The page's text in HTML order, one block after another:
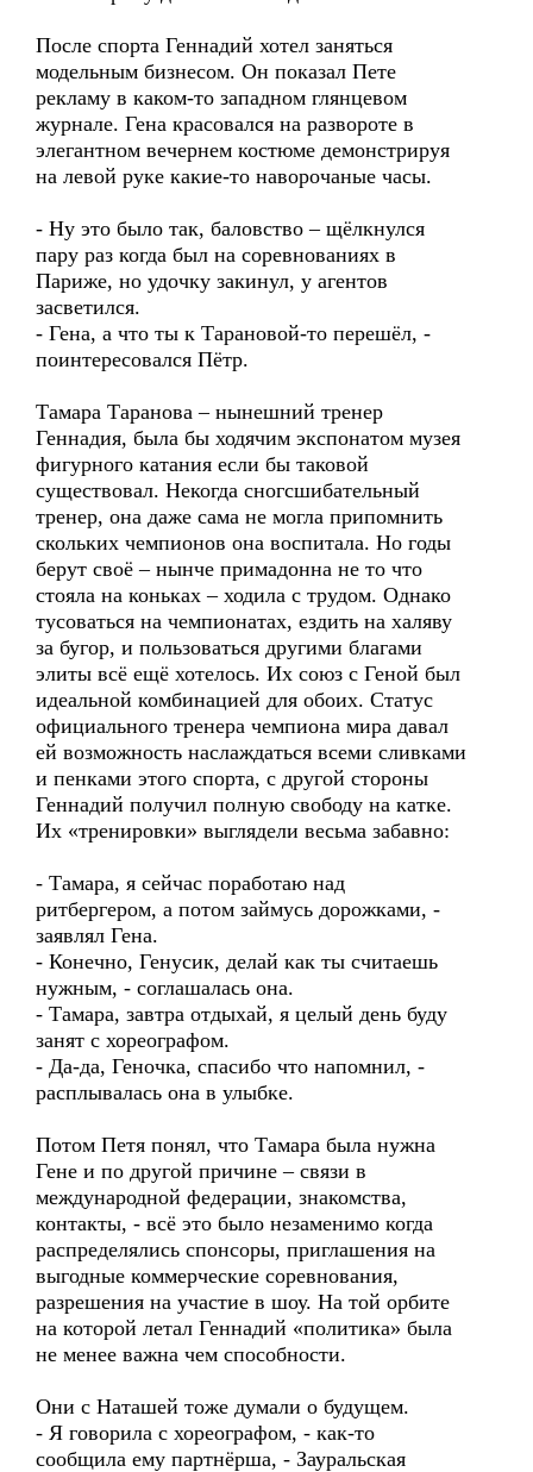
После спорта Геннадий хотел заняться
модельным бизнесом. Он показал Пете
рекламу в каком-то западном глянцевом
журнале. Гена красовался на развороте в
элегантном вечернем костюме демонстрируя
на левой руке какие-то наворочаные часы.
- Ну это было так, баловство – щёлкнулся
пару раз когда был на соревнованиях в
Париже, но удочку закинул, у агентов
засветился.
- Гена, а что ты к Тарановой-то перешёл, -
поинтересовался Пётр.
Тамара Таранова – нынешний тренер
Геннадия, была бы ходячим экспонатом музея
фигурного катания если бы таковой
существовал. Некогда сногсшибательный
тренер, она даже сама не могла припомнить
скольких чемпионов она воспитала. Но годы
берут своё – нынче примадонна не то что
стояла на коньках – ходила с трудом. Однако
тусоваться на чемпионатах, ездить на халяву
за бугор, и пользоваться другими благами
элиты всё ещё хотелось. Их союз с Геной был
идеальной комбинацией для обоих. Статус
официального тренера чемпиона мира давал
ей возможность наслаждаться всеми сливками
и пенками этого спорта, с другой стороны
Геннадий получил полную свободу на катке.
Их «тренировки» выглядели весьма забавно:
- Тамара, я сейчас поработаю над
ритбергером, а потом займусь дорожками, -
заявлял Гена.
- Конечно, Генусик, делай как ты считаешь
нужным, - соглашалась она.
- Тамара, завтра отдыхай, я целый день буду
занят с хореографом.
- Да-да, Геночка, спасибо что напомнил, -
расплывалась она в улыбке.
Потом Петя понял, что Тамара была нужна
Гене и по другой причине – связи в
международной федерации, знакомства,
контакты, - всё это было незаменимо когда
распределялись спонсоры, приглашения на
выгодные коммерческие соревнования,
разрешения на участие в шоу. На той орбите
на которой летал Геннадий «политика» была
не менее важна чем способности.
Они с Наташей тоже думали о будущем.
- Я говорила с хореографом, - как-то
сообщила ему партнёрша, - Зауральская